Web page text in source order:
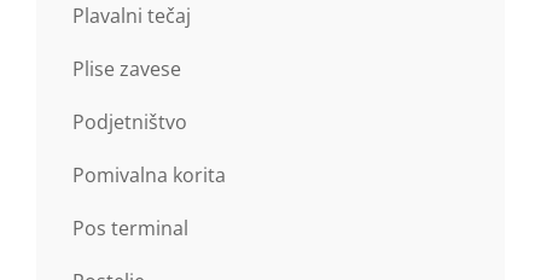
Plavalni tečaj
Plise zavese
Podjetništvo
Pomivalna korita
Pos terminal